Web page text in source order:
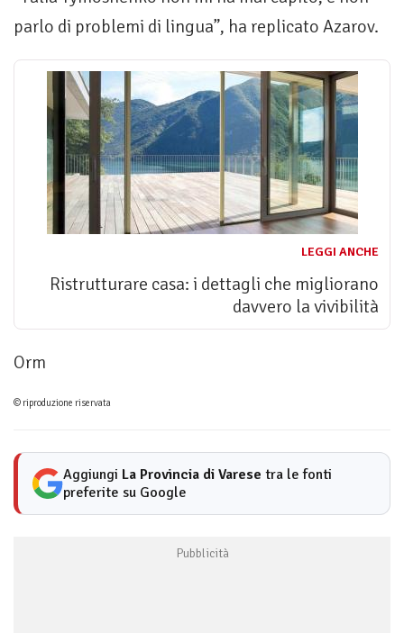
parlo di problemi di lingua”, ha replicato Azarov.
LEGGI ANCHE
Ristrutturare casa: i dettagli che migliorano
davvero la vivibilità
Orm
© riproduzione riservata
Aggiungi La Provincia di Varese tra le fonti
preferite su Google